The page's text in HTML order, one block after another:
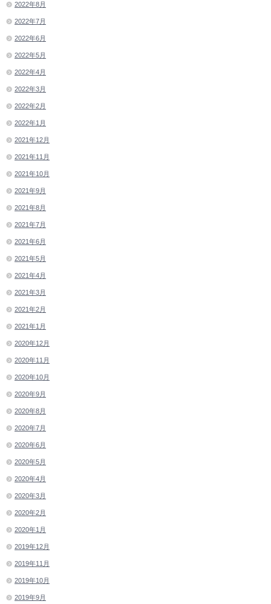
2022年8月
2022年7月
2022年6月
2022年5月
2022年4月
2022年3月
2022年2月
2022年1月
2021年12月
2021年11月
2021年10月
2021年9月
2021年8月
2021年7月
2021年6月
2021年5月
2021年4月
2021年3月
2021年2月
2021年1月
2020年12月
2020年11月
2020年10月
2020年9月
2020年8月
2020年7月
2020年6月
2020年5月
2020年4月
2020年3月
2020年2月
2020年1月
2019年12月
2019年11月
2019年10月
2019年9月